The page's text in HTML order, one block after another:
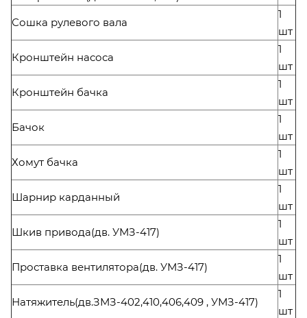
Сошка рулевого вала
1
шт
Кронштейн насоса
1
шт
Кронштейн бачка
1
шт
Бачок
1
шт
Хомут бачка
1
шт
Шарнир карданный
1
шт
Шкив привода(дв. УМЗ-417)
1
шт
Проставка вентилятора(дв. УМЗ-417)
1
шт
Натяжитель(дв.ЗМЗ-402,410,406,409 , УМЗ-417)
1
шт